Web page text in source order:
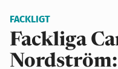
FACKLIGT
Fackliga